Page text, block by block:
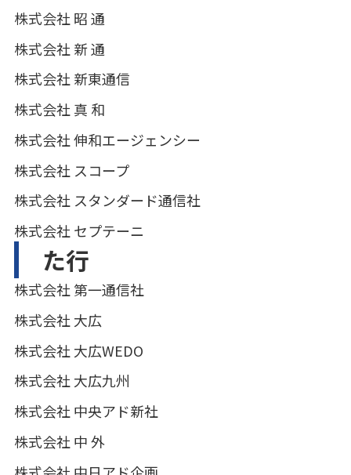
株式会社 昭 通
株式会社 新 通
株式会社 新東通信
株式会社 真 和
株式会社 伸和エージェンシー
株式会社 スコープ
株式会社 スタンダード通信社
株式会社 セプテーニ
た行
株式会社 第一通信社
株式会社 大広
株式会社 大広WEDO
株式会社 大広九州
株式会社 中央アド新社
株式会社 中 外